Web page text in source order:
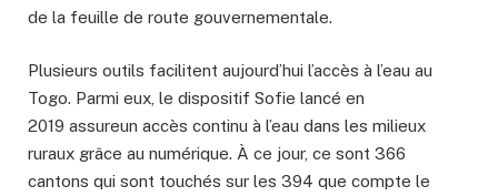
de la feuille de route gouvernementale.
Plusieurs outils facilitent aujourd’hui l’accès à l’eau au
Togo. Parmi eux, le dispositif Sofie lancé en
2019 assureun accès continu à l’eau dans les milieux
ruraux grâce au numérique. À ce jour, ce sont 366
cantons qui sont touchés sur les 394 que compte le